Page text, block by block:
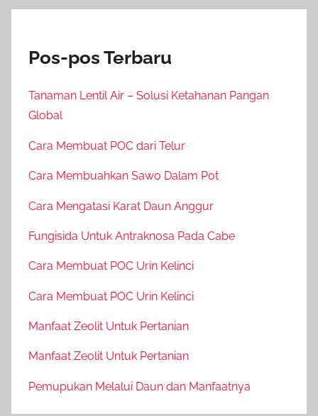
Pos-pos Terbaru
Tanaman Lentil Air – Solusi Ketahanan Pangan
Global
Cara Membuat POC dari Telur
Cara Membuahkan Sawo Dalam Pot
Cara Mengatasi Karat Daun Anggur
Fungisida Untuk Antraknosa Pada Cabe
Cara Membuat POC Urin Kelinci
Cara Membuat POC Urin Kelinci
Manfaat Zeolit Untuk Pertanian
Manfaat Zeolit Untuk Pertanian
Pemupukan Melalui Daun dan Manfaatnya